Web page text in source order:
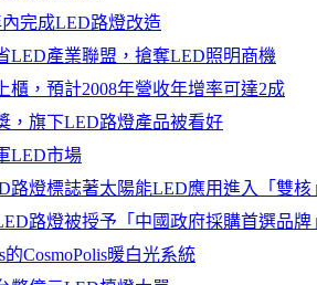
完成LED路燈改造
LED產業聯盟，搶奪LED照明商機
櫃，預計2008年營收年增率可達2成
，旗下LED路燈產品被看好
LED市場
路燈標誌著太陽能LED應用進入「雙核
路燈被授予「中國政府採購首選品牌
CosmoPolis暖白光系統